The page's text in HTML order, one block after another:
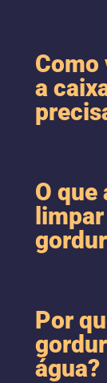
Como
a
O que
Por
água?